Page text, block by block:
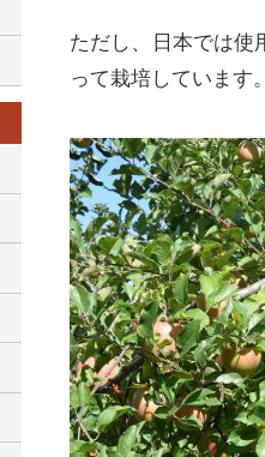
ただし、日本では使
って栽培しています。